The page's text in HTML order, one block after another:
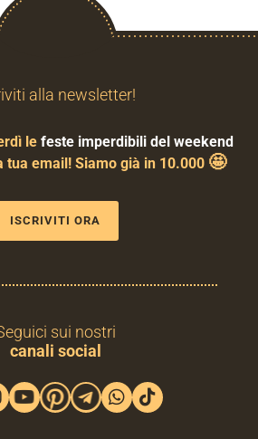
alla newsletter!
le feste imperdibili del weekend
tua email! Siamo già in 10.000 🤩
ISCRIVITI ORA
sui nostri
canali social